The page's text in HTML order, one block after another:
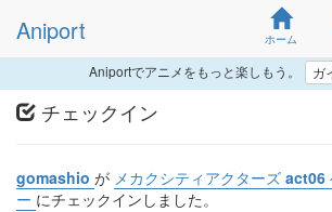
Aniport ホーム
Aniportでアニメをもっと楽しもう。 ガ
チェックイン
gomashio が メカクシティアクターズ act06
ー にチェックインしました。